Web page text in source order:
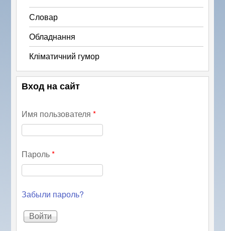
Словар
Обладнання
Кліматичний гумор
Вход на сайт
Имя пользователя*
Пароль*
Забыли пароль?